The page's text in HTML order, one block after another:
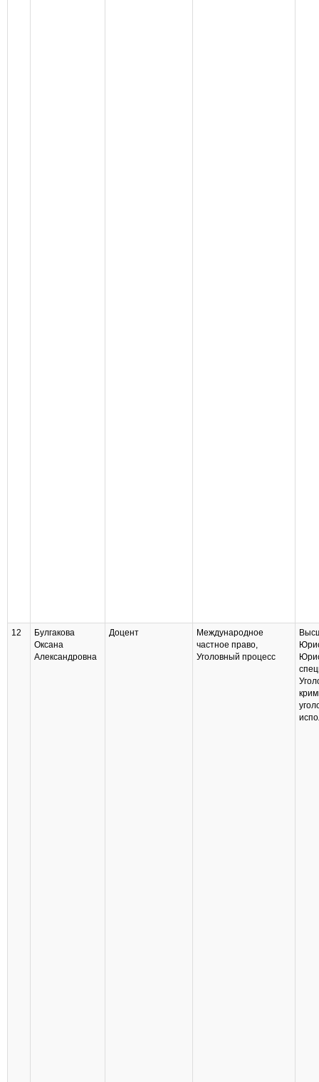
12
Булгакова
Оксана
Александровна
Доцент
Международное
частное право,
Уголовный процесс